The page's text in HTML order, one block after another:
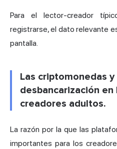
Para el lector-creador
registrarse, el dato relevante
pantalla.
Las criptomonedas
desbancarización
creadores adultos.
La razón por la que las
importantes para los